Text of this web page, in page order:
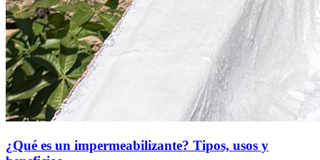
¿Qué es un impermeabilizante? Tipos, usos y